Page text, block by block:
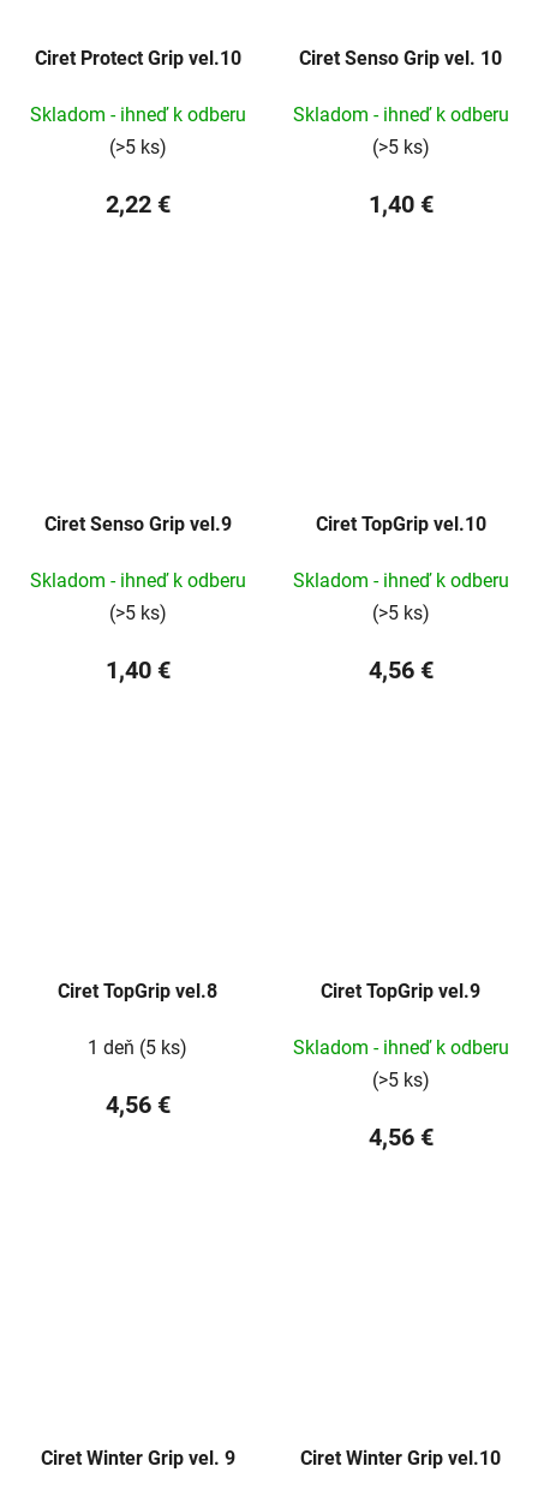
Ciret Protect Grip vel.10
Skladom - ihneď k odberu
(>5 ks)
2,22 €
Ciret Senso Grip vel. 10
Skladom - ihneď k odberu
(>5 ks)
1,40 €
Ciret Senso Grip vel.9
Skladom - ihneď k odberu
(>5 ks)
1,40 €
Ciret TopGrip vel.10
Skladom - ihneď k odberu
(>5 ks)
4,56 €
Ciret TopGrip vel.8
1 deň (5 ks)
4,56 €
Ciret TopGrip vel.9
Skladom - ihneď k odberu
(>5 ks)
4,56 €
Ciret Winter Grip vel. 9 Ciret Winter Grip vel.10